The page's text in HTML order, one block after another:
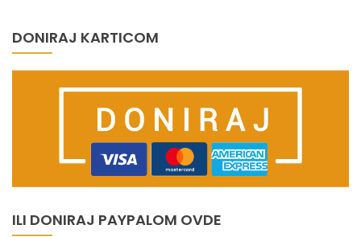
DONIRAJ KARTICOM
ILI DONIRAJ PAYPALOM OVDE